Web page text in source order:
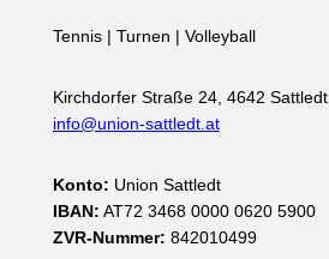
Tennis | Turnen | Volleyball
Kirchdorfer Straße 24, 4642 Sattledt
info@union-sattledt.at
Konto: Union Sattledt
IBAN: AT72 3468 0000 0620 5900
ZVR-Nummer: 842010499